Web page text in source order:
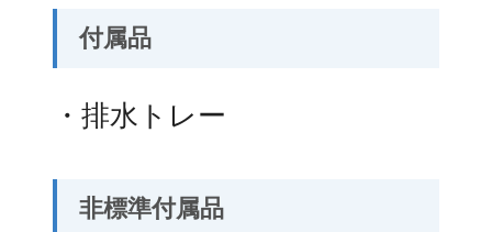
付属品
・排水トレー
非標準付属品